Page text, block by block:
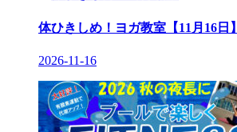
体ひきしめ！ヨガ教室【11月16日】
2026-11-16